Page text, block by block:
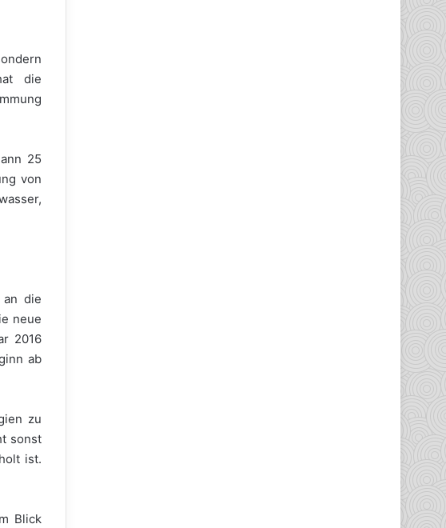
die
25
von
an die
neue
2016
ab
zu
sonst
ist.
Blick